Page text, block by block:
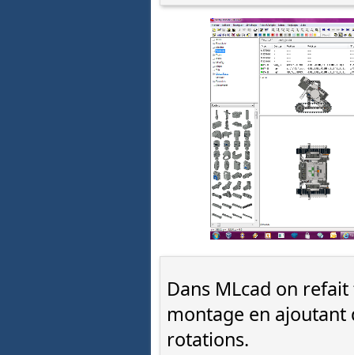
Dans MLcad on
montage en ajoutant
rotations.